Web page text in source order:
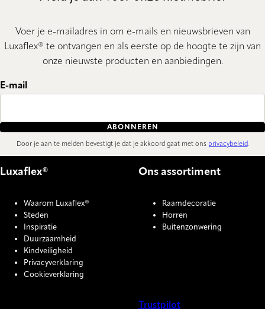
Voer je e-mailadres in om e-mails en nieuwsbrieven van
Luxaflex® te ontvangen en als eerste op de hoogte te zijn van
onze nieuwste producten en aanbiedingen.
E-mail
ABONNEREN
Door je aan te melden bevestigt je dat je akkoord gaat met ons privacybeleid.
Luxaflex®
Waarom Luxaflex®
Steden
Inspiratie
Duurzaamheid
Kindveiligheid
Privacyverklaring
Cookieverklaring
Ons assortiment
Raamdecoratie
Horren
Buitenzonwering
Trustpilot